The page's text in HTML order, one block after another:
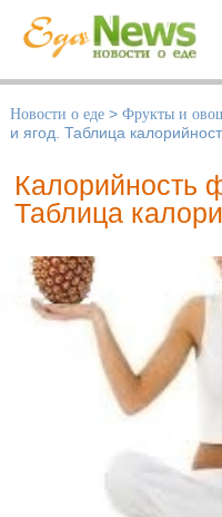
Новости о еде > Фрукты и
и ягод. Таблица
Калорийность
Таблица